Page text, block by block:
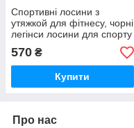
Спортивні лосини з
утяжкой для фітнесу, чорні
легінси лосини для спорту
з високою посадкою Valeri
1217 З
570 ₴
Купити
Про нас